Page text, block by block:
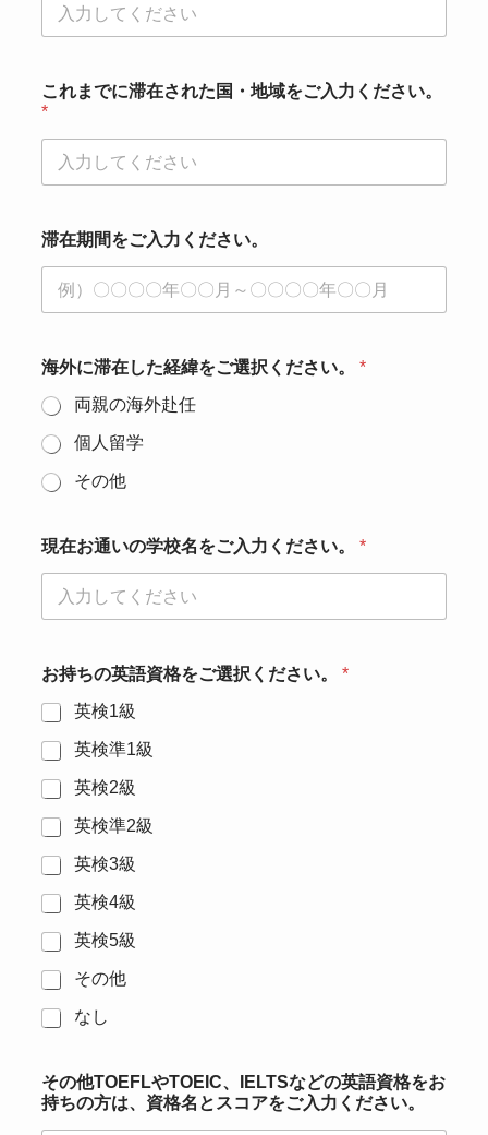
これまでに滞在された国・地域をご入力ください。
*
滞在期間をご入力ください。
海外に滞在した経緯をご選択ください。 *
両親の海外赴任
個人留学
その他
現在お通いの学校名をご入力ください。 *
お持ちの英語資格をご選択ください。 *
英検1級
英検準1級
英検2級
英検準2級
英検3級
英検4級
英検5級
その他
なし
その他TOEFLやTOEIC、IELTSなどの英語資格をお
持ちの方は、資格名とスコアをご入力ください。